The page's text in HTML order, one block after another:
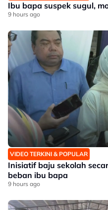
Ibu bapa suspek sugul,
9 hours ago
VIDEO TERKINI & POPULAR
Inisiatif baju sekolah
beban ibu bapa
9 hours ago